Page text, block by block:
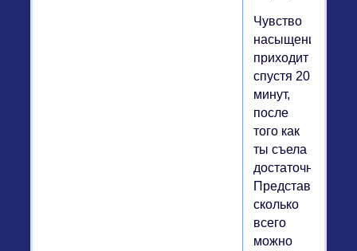
Чувство
насыщения
приходит
спустя 20
минут,
после
того как
ты съела
достаточно.
Представь,
сколько
всего
можно